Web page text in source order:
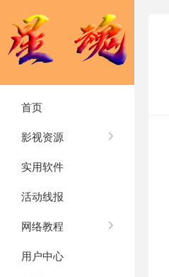
首页
影视资源
实用软件
活动线报
网络教程
用户中心